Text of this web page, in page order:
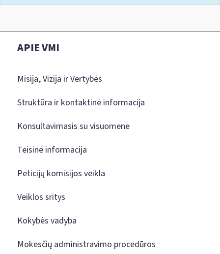
APIE VMI
Misija, Vizija ir Vertybės
Struktūra ir kontaktinė informacija
Konsultavimasis su visuomene
Teisinė informacija
Peticijų komisijos veikla
Veiklos sritys
Kokybės vadyba
Mokesčių administravimo procedūros